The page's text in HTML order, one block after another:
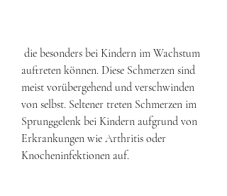
auftreten können. Diese Schmerzen sind
meist vorübergehend und verschwinden
von selbst. Seltener treten Schmerzen im
Sprunggelenk bei Kindern aufgrund von
Erkrankungen wie Arthritis oder
Knocheninfektionen auf.